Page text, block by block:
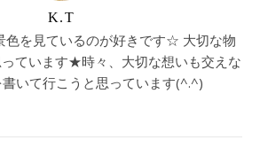
K.T
色を見ているのが好きです☆ 大切な物
ています★時々、大切な想いも交えな
いて行こうと思っています(^.^)